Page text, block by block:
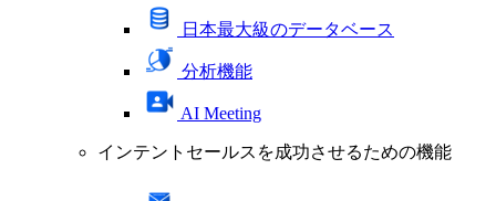
日本最大級のデータベース
分析機能
AI Meeting
インテントセールスを成功させるための機能